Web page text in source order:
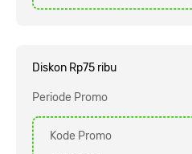
Diskon Rp75 ribu
Periode Promo
Kode Promo